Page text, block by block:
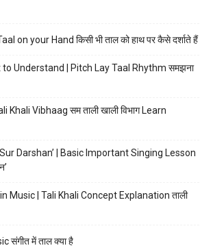
on your Hand किसी भी ताल को हाथ पर कैसे दर्शाते हैं
Understand | Pitch Lay Taal Rhythm समझना
Vibhaag सम ताली खाली विभाग Learn
Darshan’ | Basic Important Singing Lesson
Music | Tali Khali Concept Explanation ताली
संगीत में ताल क्या है